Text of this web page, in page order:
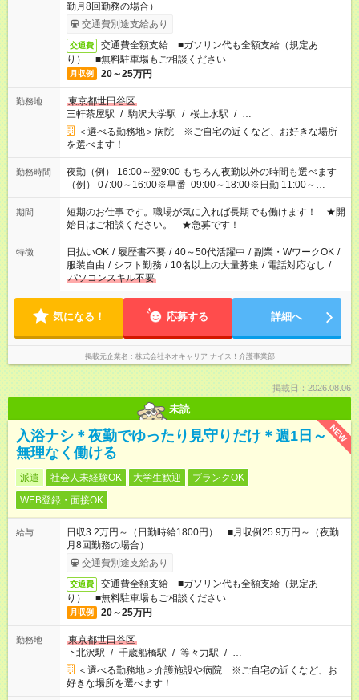
勤月8回勤務の場合）
交通費別途支給あり
交通費
交通費全額支給 ■ガソリン代も全額支給（規定あ
り） ■無料駐車場もご相談ください
月収例 20～25万円
勤務地
東京都世田谷区
三軒茶屋駅 / 駒沢大学駅 / 桜上水駅 / …
＜選べる勤務地＞病院 ※ご自宅の近くなど、お好きな場所
を選べます！
勤務時間
夜勤（例） 16:00～翌9:00 もちろん夜勤以外の時間も選べます
（例） 07:00～16:00※早番 09:00～18:00※日勤 11:00～
20:00※遅番 ※時間は、固定・選べる施設もあるので、ご希望が
あれば調整できます！ ※シフト制。勤務地により実働時間が異
なります。★家庭の都合でお休みが必要な場合も遠慮なくご相談
ください。
期間
短期のお仕事です。職場が気に入れば長期でも働けます！ ★開
始日はご相談ください。 ★急募です！
特徴 日払いOK / 履歴書不要 / 40～50代活躍中 / 副業・WワークOK /
服装自由 / シフト勤務 / 10名以上の大量募集 / 電話対応なし /
パソコンスキル不要
気になる！ 応募する 詳細へ
掲載元企業名 株式会社ネオキャリア ナイス！介護事業部
掲載日：2026.08.06
未読
NEW
入浴ナシ＊夜勤でゆったり見守りだけ＊週1日～
無理なく働ける
派遣 社会人未経験OK 大学生歓迎
ブランクOK
WEB登録・面接OK
給与
日収3.2万円～（日勤時給1800円） ■月収例25.9万円～（夜勤
月8回勤務の場合）
交通費別途支給あり
交通費
交通費全額支給 ■ガソリン代も全額支給（規定あ
り） ■無料駐車場もご相談ください
月収例 20～25万円
勤務地
東京都世田谷区
下北沢駅 / 千歳船橋駅 / 等々力駅 / …
＜選べる勤務地＞介護施設や病院 ※ご自宅の近くなど、お
好きな場所を選べます！